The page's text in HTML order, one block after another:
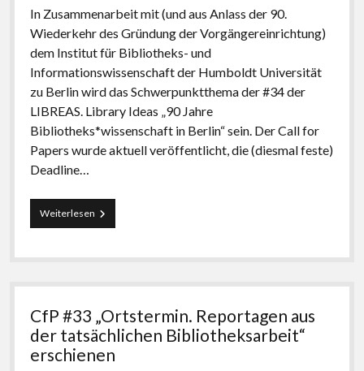
In Zusammenarbeit mit (und aus Anlass der 90.
Wiederkehr des Gründung der Vorgängereinrichtung)
dem Institut für Bibliotheks- und
Informationswissenschaft der Humboldt Universität
zu Berlin wird das Schwerpunktthema der #34 der
LIBREAS. Library Ideas „90 Jahre
Bibliotheks*wissenschaft in Berlin“ sein. Der Call for
Papers wurde aktuell veröffentlicht, die (diesmal feste)
Deadline…
WeiterlesenCfP
#34:
Jahre
in
erschienen
CfP #33 „Ortstermin. Reportagen aus
der tatsächlichen Bibliotheksarbeit“
erschienen